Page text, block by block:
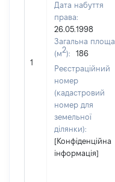
1
Дата набуття
права:
26.05.1998
Загальна площа
(м2):
186
Реєстраційний
номер
(кадастровий
номер для
земельної
ділянки):
[Конфіденційна
інформація]